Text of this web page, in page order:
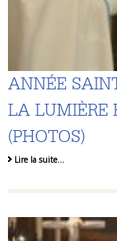
ANNÉE
LA LUMIÈRE
(PHOTOS)
Lire la suite…